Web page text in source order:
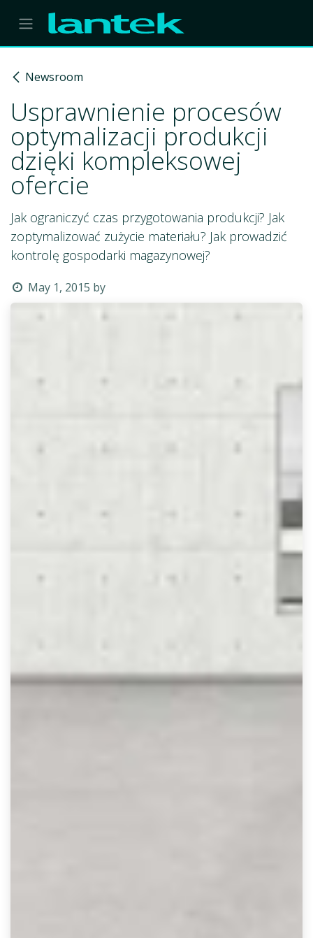
Skip to Content
Newsroom
Usprawnienie procesów
optymalizacji produkcji
dzięki kompleksowej
ofercie
Jak ograniczyć czas przygotowania produkcji? Jak
zoptymalizować zużycie materiału? Jak prowadzić
kontrolę gospodarki magazynowej?
May 1, 2015 by